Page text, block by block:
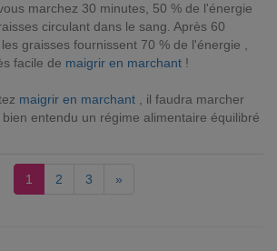
marchez 30 minutes, 50 % de l'énergie
circulant dans le sang. Après 60
graisses fournissent 70 % de l'énergie ,
facile de maigrir en marchant !
maigrir en marchant , il faudra marcher
entendu un régime alimentaire équilibré
1 2 3 »